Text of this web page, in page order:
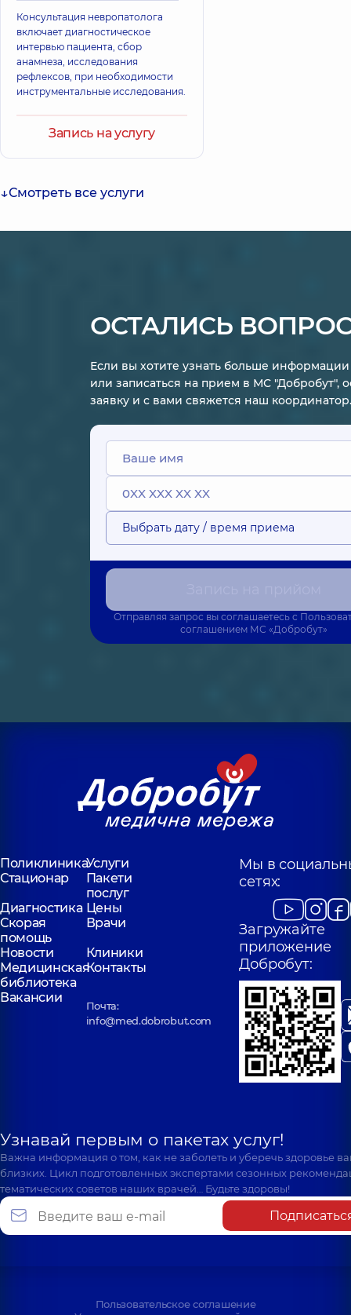
Консультация невропатолога
включает диагностическое
интервью пациента, сбор
анамнеза, исследования
рефлексов, при необходимости
инструментальные исследования.
Запись на услугу
Смотреть все услуги
ОСТАЛИСЬ
Если вы хотите узнать больше информации
или записаться на прием в МС "Добробут",
заявку и с вами свяжется наш координатор.
Выбрать дату / время приема
Отправляя запрос вы соглашаетесь с
соглашением МС «Добробут»
ПоликлиникаУслуги
Стационар
Пакети
послуг
Диагностика Цены
Скорая
помощь
Врачи
Новости
Клиники
Медицинская
библиотека
Контакты
Вакансии
Почта:
info@med.dobrobut.com
Мы в
сетях:
Загружайте
приложение
Добробут:
Узнавай первым о пакетах услуг!
Важна информация о том, как не заболеть и уберечь здоровье
близких. Цикл подготовленных экспертами сезонных
тематических советов наших врачей… Будьте здоровы!
Пользовательское соглашение